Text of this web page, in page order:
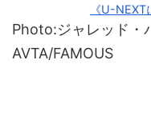
《U-NEXT
Photo:ジャレッド・
AVTA/FAMOUS